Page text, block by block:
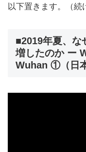
以下置きます。（続
■2019年夏、な
増したのか ー
Wuhan ①（日